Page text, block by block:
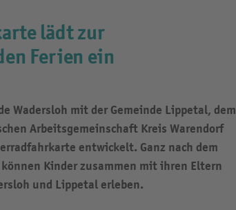
lädt zur
Ferien ein
Wadersloh mit der Gemeinde Lippetal, dem
Arbeitsgemeinschaft Kreis Warendorf
entwickelt. Ganz nach dem
Kinder zusammen mit ihren Eltern
und Lippetal erleben.